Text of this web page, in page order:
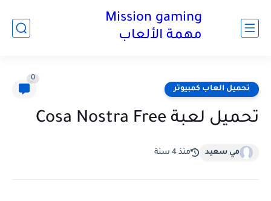
Mission gaming
مهمة الألعاب
تحميل العاب كمبيوتر
0
تحميل لعبة Cosa Nostra Free
مي سعيد منذ 4 سنة